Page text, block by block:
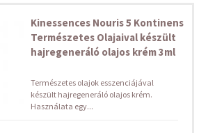
Kinessences Nouris 5 Kontinens
Természetes Olajaival készült
hajregeneráló olajos krém 3ml
Természetes olajok esszenciájával
készült hajregeneráló olajos krém.
Használata egy...